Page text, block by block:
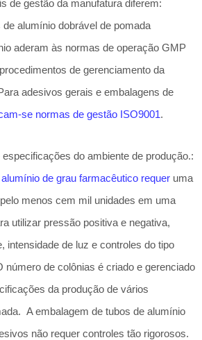
de gestão da manufatura diferem:
alumínio dobrável de pomada
aderam às normas de operação GMP
de gerenciamento da
adesivos gerais e embalagens de
se normas de gestão ISO9001.
do ambiente de produção.:
de grau farmacêutico requeruma
menos cem mil unidades em uma
utilizar pressão positiva e negativa,
intensidade de luz e controles do tipo
número de colônias é criado e gerenciado
da produção de vários
A embalagem de tubos de alumínio
não requer controles tão rigorosos.